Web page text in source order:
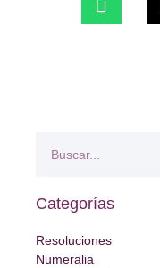
Categorías
Resoluciones
Numeralia